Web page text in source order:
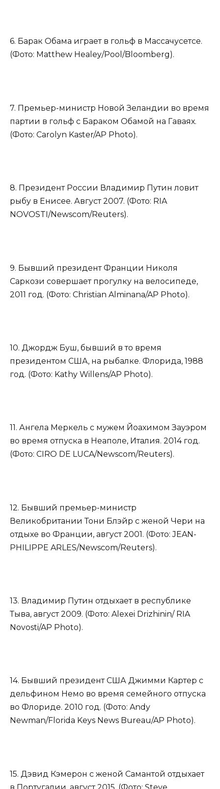
6. Барак Обама играет в гольф в Массачусетсе.
(Фото: Matthew Healey/Pool/Bloomberg).
7. Премьер-министр Новой Зеландии во время
партии в гольф с Бараком Обамой на Гаваях.
(Фото: Carolyn Kaster/AP Photo).
8. Президент России Владимир Путин ловит
рыбу в Енисее. Август 2007. (Фото: RIA
NOVOSTI/Newscom/Reuters).
9. Бывший президент Франции Николя
Саркози совершает прогулку на велосипеде,
2011 год. (Фото: Christian Alminana/AP Photo).
10. Джордж Буш, бывший в то время
президентом США, на рыбалке. Флорида, 1988
год. (Фото: Kathy Willens/AP Photo).
11. Ангела Меркель с мужем Йоахимом Зауэром
во время отпуска в Неаполе, Италия. 2014 год.
(Фото: CIRO DE LUCA/Newscom/Reuters).
12. Бывший премьер-министр
Великобритании Тони Блэйр с женой Чери на
отдыхе во Франции, август 2001. (Фото: JEAN-
PHILIPPE ARLES/Newscom/Reuters).
13. Владимир Путин отдыхает в республике
Тыва, август 2009. (Фото: Alexei Drizhinin/ RIA
Novosti/AP Photo).
14. Бывший президент США Джимми Картер с
дельфином Немо во время семейного отпуска
во Флориде. 2010 год. (Фото: Andy
Newman/Florida Keys News Bureau/AP Photo).
15. Дэвид Кэмерон с женой Самантой отдыхает